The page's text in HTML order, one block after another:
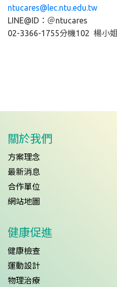
ntucares@lec.ntu.edu.tw
LINE@ID：＠ntucares
02-3366-1755分機102 楊小姐
關於我們
方案理念
最新消息
合作單位
網站地圖
健康促進
健康檢查
運動設計
物理治療